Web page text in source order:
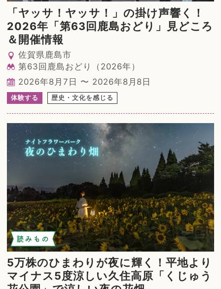
「ヤッサ！ヤッサ！」の掛け声響く！
2026年「第63回鹿島おどり」見どころ
＆開催情報
佐賀県鹿島市
第63回鹿島おどり（2026年）
2026年8月7日 〜 2026年8月8日
体験する 歴史・文化を感じる
読みもの
5万株のひまわりが夜に輝く！平地より
マイナス5度涼しい久住高原「くじゅう